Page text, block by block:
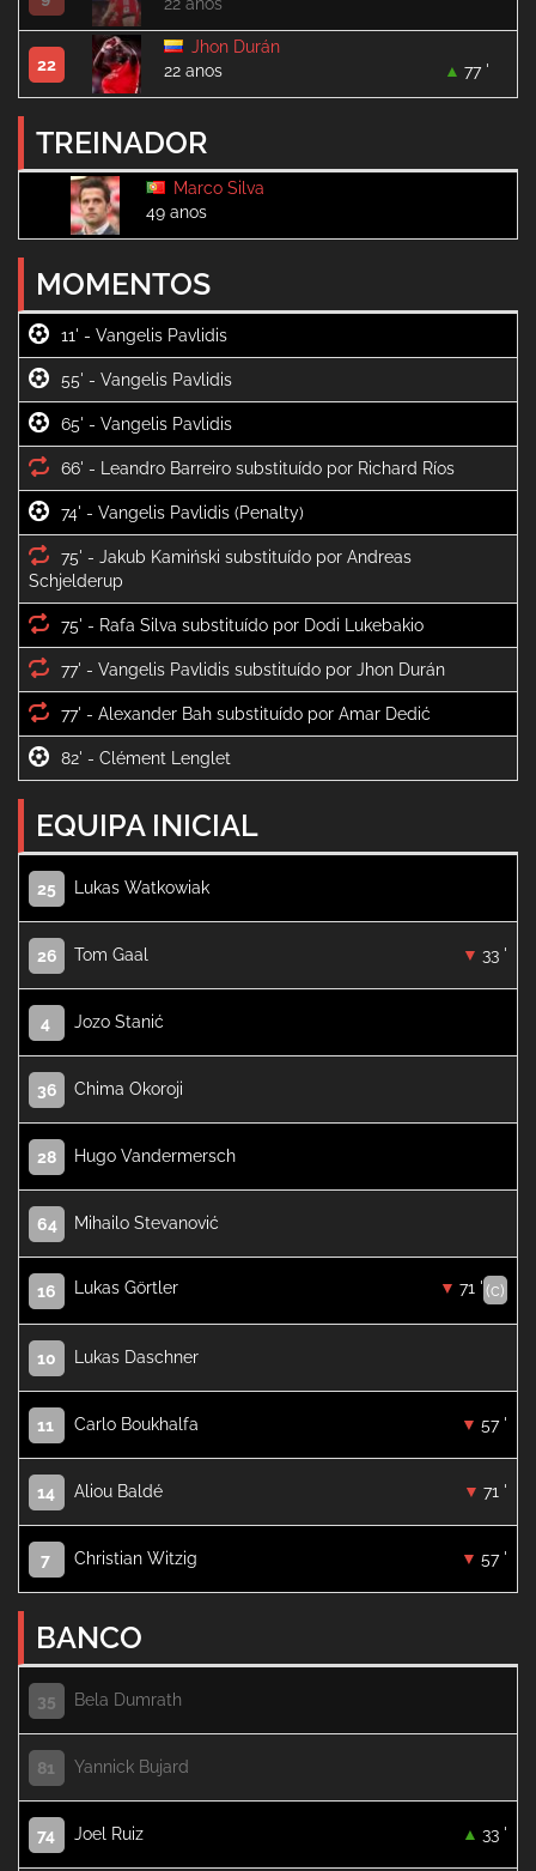
22
Jhon Durán
22 anos
77 '
TREINADOR
Marco Silva
49 anos
MOMENTOS
11' -
55' -
65' -
66' -
74' -
75' - Jakub Kamiński substituído por Andreas
75' -
77' -
77' -
82' -
EQUIPA INICIAL
25 Lukas Watkowiak
26 Tom Gaal 33 '
4 Jozo Stanić
36 Chima Okoroji
28 Hugo Vandermersch
64 Mihailo Stevanović
16 Lukas Görtler (c)
71 '
10 Lukas Daschner
11 Carlo Boukhalfa 57 '
14 Aliou Baldé 71 '
7 Christian Witzig 57 '
BANCO
35 Bela Dumrath
81 Yannick Bujard
74 Joel Ruiz 33 '